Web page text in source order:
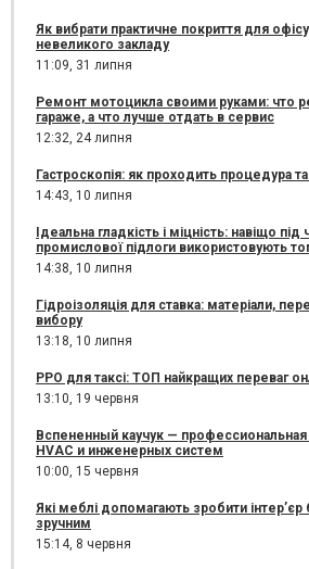
Як вибрати практичне покриття для
невеликого закладу
11:09, 31 липня
Ремонт мотоцикла своими руками: что
гараже, а что лучше отдать в сервис
12:32, 24 липня
Гастроскопія: як проходить процедура
14:43, 10 липня
Ідеальна гладкість і міцність: навіщо під
промислової підлоги використовують
14:38, 10 липня
Гідроізоляція для ставка: матеріали,
вибору
13:18, 10 липня
РРО для таксі: ТОП найкращих переваг
13:10, 19 червня
Вспененный каучук —
HVAC и инженерных систем
10:00, 15 червня
Які меблі допомагають зробити інтер’єр
зручним
15:14, 8 червня